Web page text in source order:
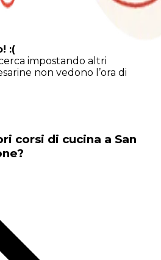
:(
impostando altri
non vedono l’ora di
corsi di cucina a San